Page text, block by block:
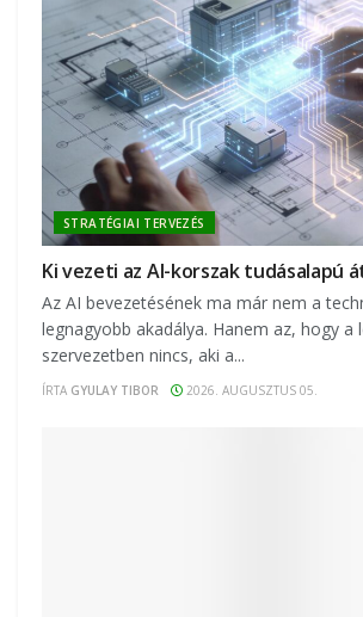
STRATÉGIAI TERVEZÉS
Ki vezeti az AI-korszak tudásalapú
Az AI bevezetésének ma már nem a
legnagyobb akadálya. Hanem az, hogy a
szervezetben nincs, aki a...
ÍRTA GYULAY TIBOR 2026. AUGUSZTUS 05.